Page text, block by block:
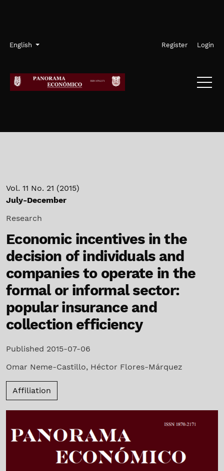
Language
English
Admin menu Register Login
Vol. 11 No. 21 (2015)
July-December
Research
Economic incentives in the
decision of individuals and
companies to operate in the
formal or informal sector:
popular insurance and
collection efficiency
Published 2015-07-06
Omar Neme-Castillo, Héctor Flores-Márquez
Affiliation